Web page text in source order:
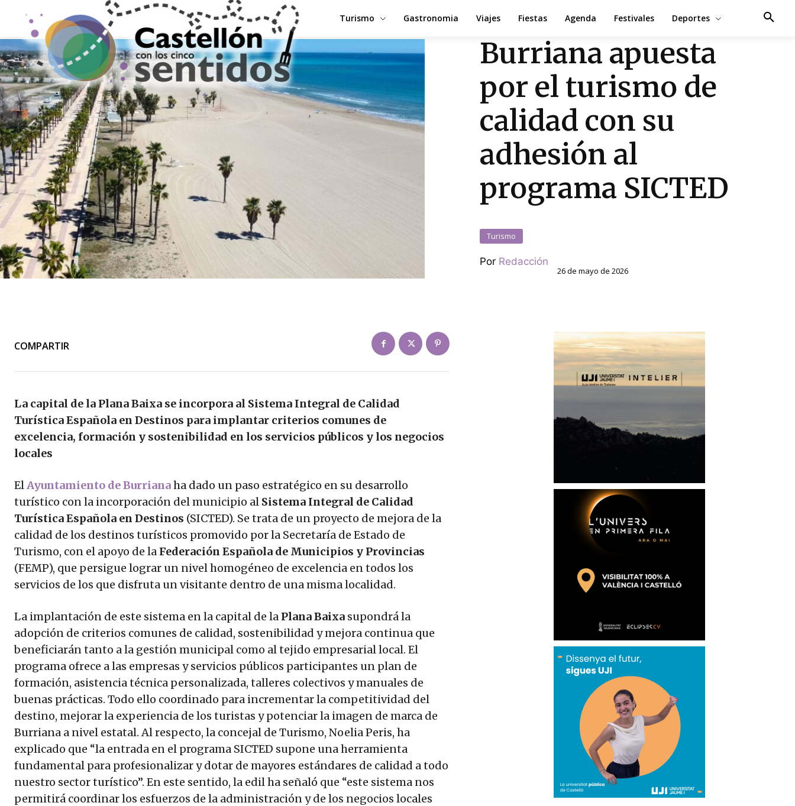
Turismo Gastronomia Viajes Fiestas Agenda Festivales Deportes
Burriana apuesta
por el turismo de
calidad con su
adhesión al
programa SICTED
Turismo
Por Redacción
26 de mayo de 2026
COMPARTIR
La capital de la Plana Baixa se incorpora al Sistema Integral de Calidad
Turística Española en Destinos para implantar criterios comunes de
excelencia, formación y sostenibilidad en los servicios públicos y los negocios
locales
ElAyuntamiento de Burrianaha dado un paso estratégico en su desarrollo
turístico con la incorporación del municipio al Sistema Integral de Calidad
Turística Española en Destinos (SICTED). Se trata de un proyecto de mejora de la
calidad de los destinos turísticos promovido por la Secretaría de Estado de
Turismo, con el apoyo de la Federación Española de Municipios y Provincias
(FEMP), que persigue lograr un nivel homogéneo de excelencia en todos los
servicios de los que disfruta un visitante dentro de una misma localidad.
La implantación de este sistema en la capital de la Plana Baixa supondrá la
adopción de criterios comunes de calidad, sostenibilidad y mejora continua que
beneficiarán tanto a la gestión municipal como al tejido empresarial local. El
programa ofrece a las empresas y servicios públicos participantes un plan de
formación, asistencia técnica personalizada, talleres colectivos y manuales de
buenas prácticas. Todo ello coordinado para incrementar la competitividad del
destino, mejorar la experiencia de los turistas y potenciar la imagen de marca de
Burriana a nivel estatal. Al respecto, la concejal de Turismo, Noelia Peris, ha
explicado que “la entrada en el programa SICTED supone una herramienta
fundamental para profesionalizar y dotar de mayores estándares de calidad a todo
nuestro sector turístico”. En este sentido, la edil ha señaló que “este sistema nos
permitirá coordinar los esfuerzos de la administración y de los negocios locales